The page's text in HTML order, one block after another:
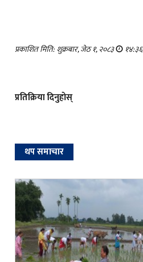
प्रकाशित मिति: शुक्रबार, जेठ १, २०८३ १४:३६
प्रतिक्रिया दिनुहोस्
थप समाचार